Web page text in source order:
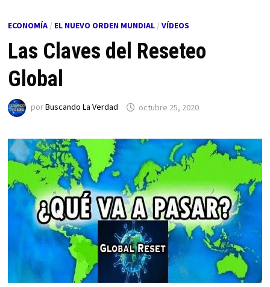
ECONOMÍA/ EL NUEVO ORDEN MUNDIAL/ VÍDEOS
Las Claves del Reseteo
Global
porBuscando La Verdad octubre 25, 2020